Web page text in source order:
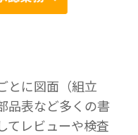
とに図面（組立
品表など多くの書
てレビューや検査